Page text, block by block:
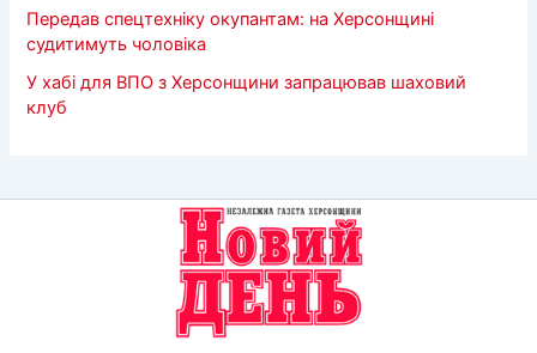
Передав спецтехніку окупантам: на Херсонщині
судитимуть чоловіка
У хабі для ВПО з Херсонщини запрацював шаховий
клуб